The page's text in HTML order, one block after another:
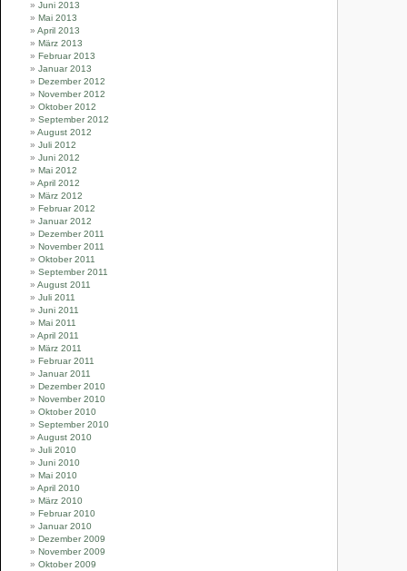
Juni 2013
Mai 2013
April 2013
März 2013
Februar 2013
Januar 2013
Dezember 2012
November 2012
Oktober 2012
September 2012
August 2012
Juli 2012
Juni 2012
Mai 2012
April 2012
März 2012
Februar 2012
Januar 2012
Dezember 2011
November 2011
Oktober 2011
September 2011
August 2011
Juli 2011
Juni 2011
Mai 2011
April 2011
März 2011
Februar 2011
Januar 2011
Dezember 2010
November 2010
Oktober 2010
September 2010
August 2010
Juli 2010
Juni 2010
Mai 2010
April 2010
März 2010
Februar 2010
Januar 2010
Dezember 2009
November 2009
Oktober 2009